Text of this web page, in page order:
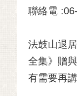
聯絡電
法鼓山退
全集》贈
有需要再講